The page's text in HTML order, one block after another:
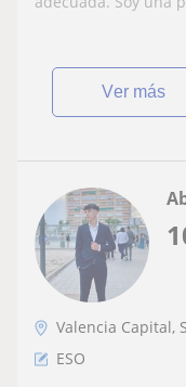
ver más
Valencia Capital,
ESO